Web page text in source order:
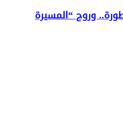
وروح “المسيرة